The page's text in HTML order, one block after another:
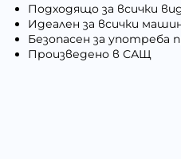
Подходящо за всички
Идеален за всички
Безопасен за употреба
Произведено в САЩ